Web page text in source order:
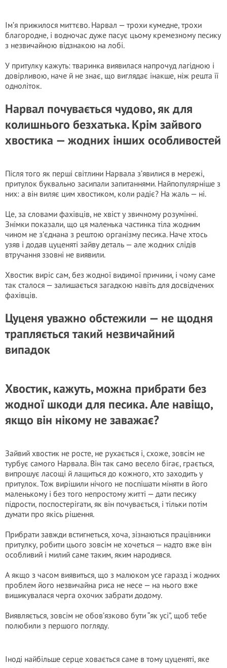
Ім’я прижилося миттєво. Нарвал — трохи кумедне, трохи
благородне, і водночас дуже пасує цьому кремезному песику
з незвичайною відзнакою на лобі.
У притулку кажуть: тваринка виявилася напрочуд лагідною і
довірливою, наче й не знає, що виглядає інакше, ніж решта її
одноліток.
Нарвал почувається чудово, як для
колишнього безхатька. Крім зайвого
хвостика — жодних інших особливостей
Після того як перші світлини Нарвала з’явилися в мережі,
притулок буквально засипали запитаннями. Найпопулярніше з
них: а він виляє цим хвостиком, коли радіє? На жаль — ні.
Це, за словами фахівців, не хвіст у звичному розумінні.
Знімки показали, що ця маленька частинка тіла жодним
чином не з’єднана з рештою організму песика. Наче хтось
узяв і додав цуценяті зайву деталь — але жодних слідів
втручання ззовні не виявили.
Хвостик виріс сам, без жодної видимої причини, і чому саме
так сталося — залишається загадкою навіть для досвідчених
фахівців.
Цуценя уважно обстежили — не щодня
трапляється такий незвичайний
випадок
Хвостик, кажуть, можна прибрати без
жодної шкоди для песика. Але навіщо,
якщо він нікому не заважає?
Зайвий хвостик не росте, не рухається і, схоже, зовсім не
турбує самого Нарвала. Він так само весело бігає, грається,
випрошує ласощі й лащиться до кожного, хто заходить у
притулок. Тож вирішили нічого не поспішати міняти в його
маленькому і без того непростому житті — дати песику
підрости, поспостерігати, як він почувається, і тільки потім
думати про якісь рішення.
Прибрати завжди встигнеться, хоча, зізнаються працівники
притулку, робити цього зовсім не хочеться — надто вже він
особливий і милий саме таким, яким народився.
А якщо з часом виявиться, що з малюком усе гаразд і жодних
проблем його незвичайна риса не несе — на нього вже
вишикувалася черга охочих забрати додому.
Виявляється, зовсім не обов’язково бути “як усі”, щоб тебе
полюбили з першого погляду.
Іноді найбільше серце ховається саме в тому цуценяті, яке